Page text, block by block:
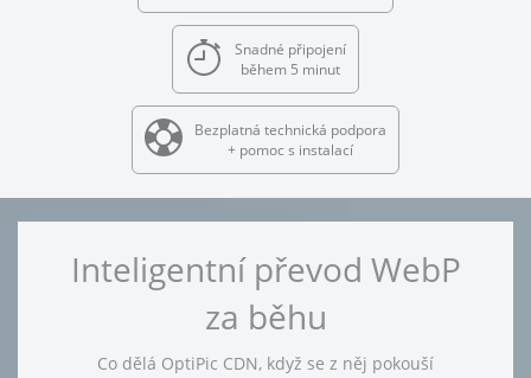
Snadné připojení
během 5 minut
Bezplatná technická podpora
+ pomoc s instalací
Inteligentní převod WebP
za běhu
Co dělá OptiPic CDN, když se z něj pokouší